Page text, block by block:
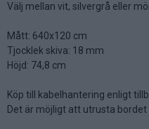
Välj mellan vit, silvergrå eller
Mått: 640x120 cm
Tjocklek skiva: 18 mm
Höjd: 74,8 cm
Köp till kabelhantering enligt
Det är möjligt att utrusta bordet